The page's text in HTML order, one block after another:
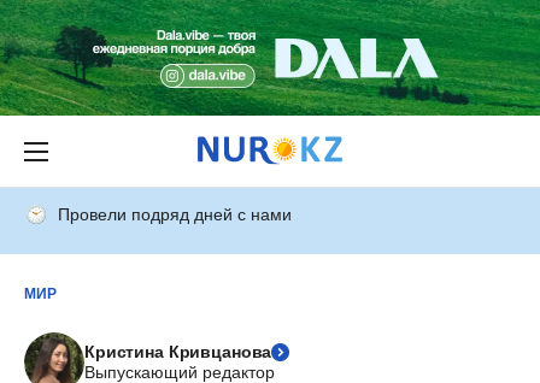
Провели подряд дней с нами
МИР
Кристина Кривцанова
Выпускающий редактор